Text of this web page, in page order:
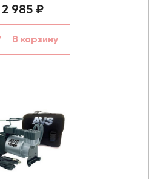
2 985 ₽
В корзину